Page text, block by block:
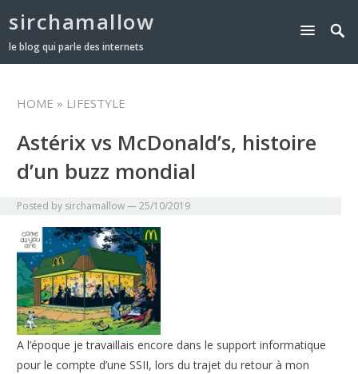
sirchamallow
le blog qui parle des internets
HOME » LIFESTYLE
Astérix vs McDonald’s, histoire
d’un buzz mondial
Posted by sirchamallow—25/10/2019
A l’époque je travaillais encore dans le support informatique
pour le compte d’une SSII, lors du trajet du retour à mon